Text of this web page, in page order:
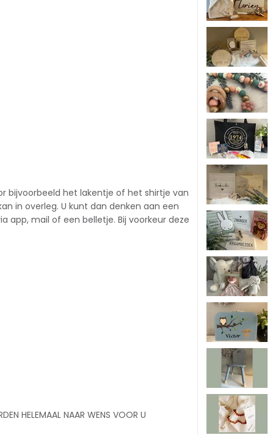
bijvoorbeeld het lakentje of het shirtje van
in overleg. U kunt dan denken aan een
mail of een belletje. Bij voorkeur deze
HELEMAAL NAAR WENS VOOR U